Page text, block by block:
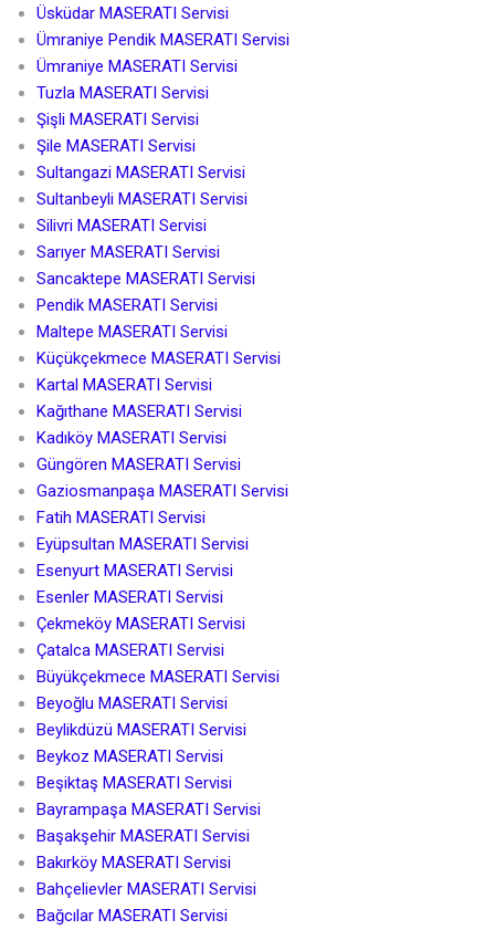
Üsküdar MASERATI Servisi
Ümraniye Pendik MASERATI Servisi
Ümraniye MASERATI Servisi
Tuzla MASERATI Servisi
Şişli MASERATI Servisi
Şile MASERATI Servisi
Sultangazi MASERATI Servisi
Sultanbeyli MASERATI Servisi
Silivri MASERATI Servisi
Sarıyer MASERATI Servisi
Sancaktepe MASERATI Servisi
Pendik MASERATI Servisi
Maltepe MASERATI Servisi
Küçükçekmece MASERATI Servisi
Kartal MASERATI Servisi
Kağıthane MASERATI Servisi
Kadıköy MASERATI Servisi
Güngören MASERATI Servisi
Gaziosmanpaşa MASERATI Servisi
Fatih MASERATI Servisi
Eyüpsultan MASERATI Servisi
Esenyurt MASERATI Servisi
Esenler MASERATI Servisi
Çekmeköy MASERATI Servisi
Çatalca MASERATI Servisi
Büyükçekmece MASERATI Servisi
Beyoğlu MASERATI Servisi
Beylikdüzü MASERATI Servisi
Beykoz MASERATI Servisi
Beşiktaş MASERATI Servisi
Bayrampaşa MASERATI Servisi
Başakşehir MASERATI Servisi
Bakırköy MASERATI Servisi
Bahçelievler MASERATI Servisi
Bağcılar MASERATI Servisi